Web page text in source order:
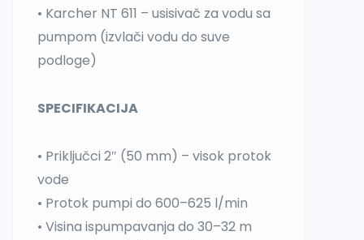
• Karcher NT 611 – usisivač za vodu sa
pumpom (izvlači vodu do suve
podloge)
SPECIFIKACIJA
• Priključci 2″ (50 mm) – visok protok
vode
• Protok pumpi do 600–625 l/min
• Visina ispumpavanja do 30–32 m